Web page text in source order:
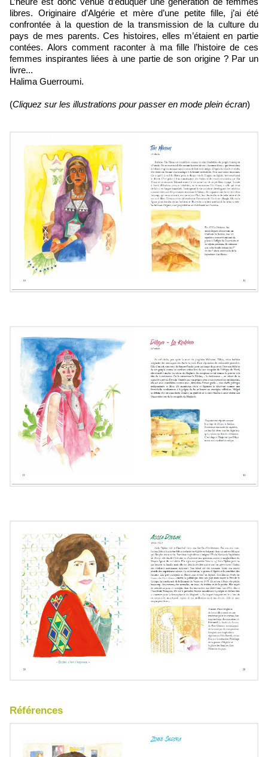
libres. Originaire d’Algérie et mère d’une petite fille, j’ai été
confrontée à la question de la transmission de la culture du
pays de mes parents. Ces histoires, elles m’étaient en partie
contées. Alors comment raconter à ma fille l’histoire de ces
femmes inspirantes liées à une partie de son origine ? Par un
livre...
Halima Guerroumi.
(Cliquez sur les illustrations pour passer en mode plein écran)
Références